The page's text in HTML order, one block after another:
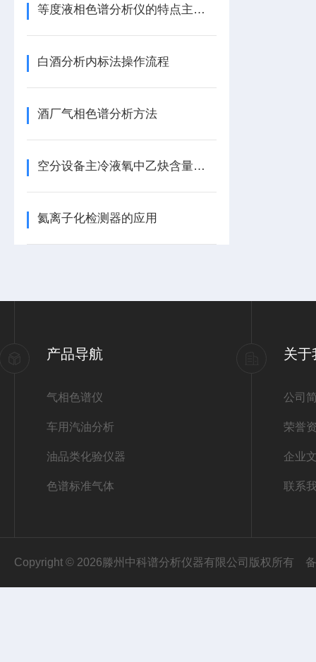
等度液相色谱分析仪的特点主要包括以下几个方面
白酒分析内标法操作流程
酒厂气相色谱分析方法
空分设备主冷液氧中乙炔含量测定-气相色谱法
氦离子化检测器的应用
产品导航
气相色谱仪
车用汽油分析
油品类化验仪器
色谱标准气体
关于
公司
荣誉
企业
联系
Copyright © 2026滕州中科谱分析仪器有限公司版权所有